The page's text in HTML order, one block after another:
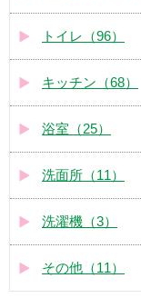
トイレ（96）
キッチン（68）
浴室（25）
洗面所（11）
洗濯機（3）
その他（11）